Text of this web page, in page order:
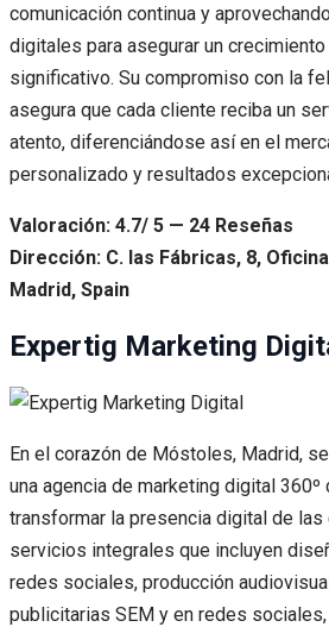
comunicación continua y
digitales para asegurar un
significativo. Su compromiso con la
asegura que cada cliente reciba un
atento, diferenciándose así en el
personalizado y resultados
Valoración: 4.7/ 5 — 24 Reseñas
Dirección: C. las Fábricas, 8,
Madrid, Spain
Expertig Marketing
En el corazón de Móstoles, Madrid, se
una agencia de marketing digital
transformar la presencia digital de
servicios integrales que incluyen
redes sociales, producción
publicitarias SEM y en redes sociales,